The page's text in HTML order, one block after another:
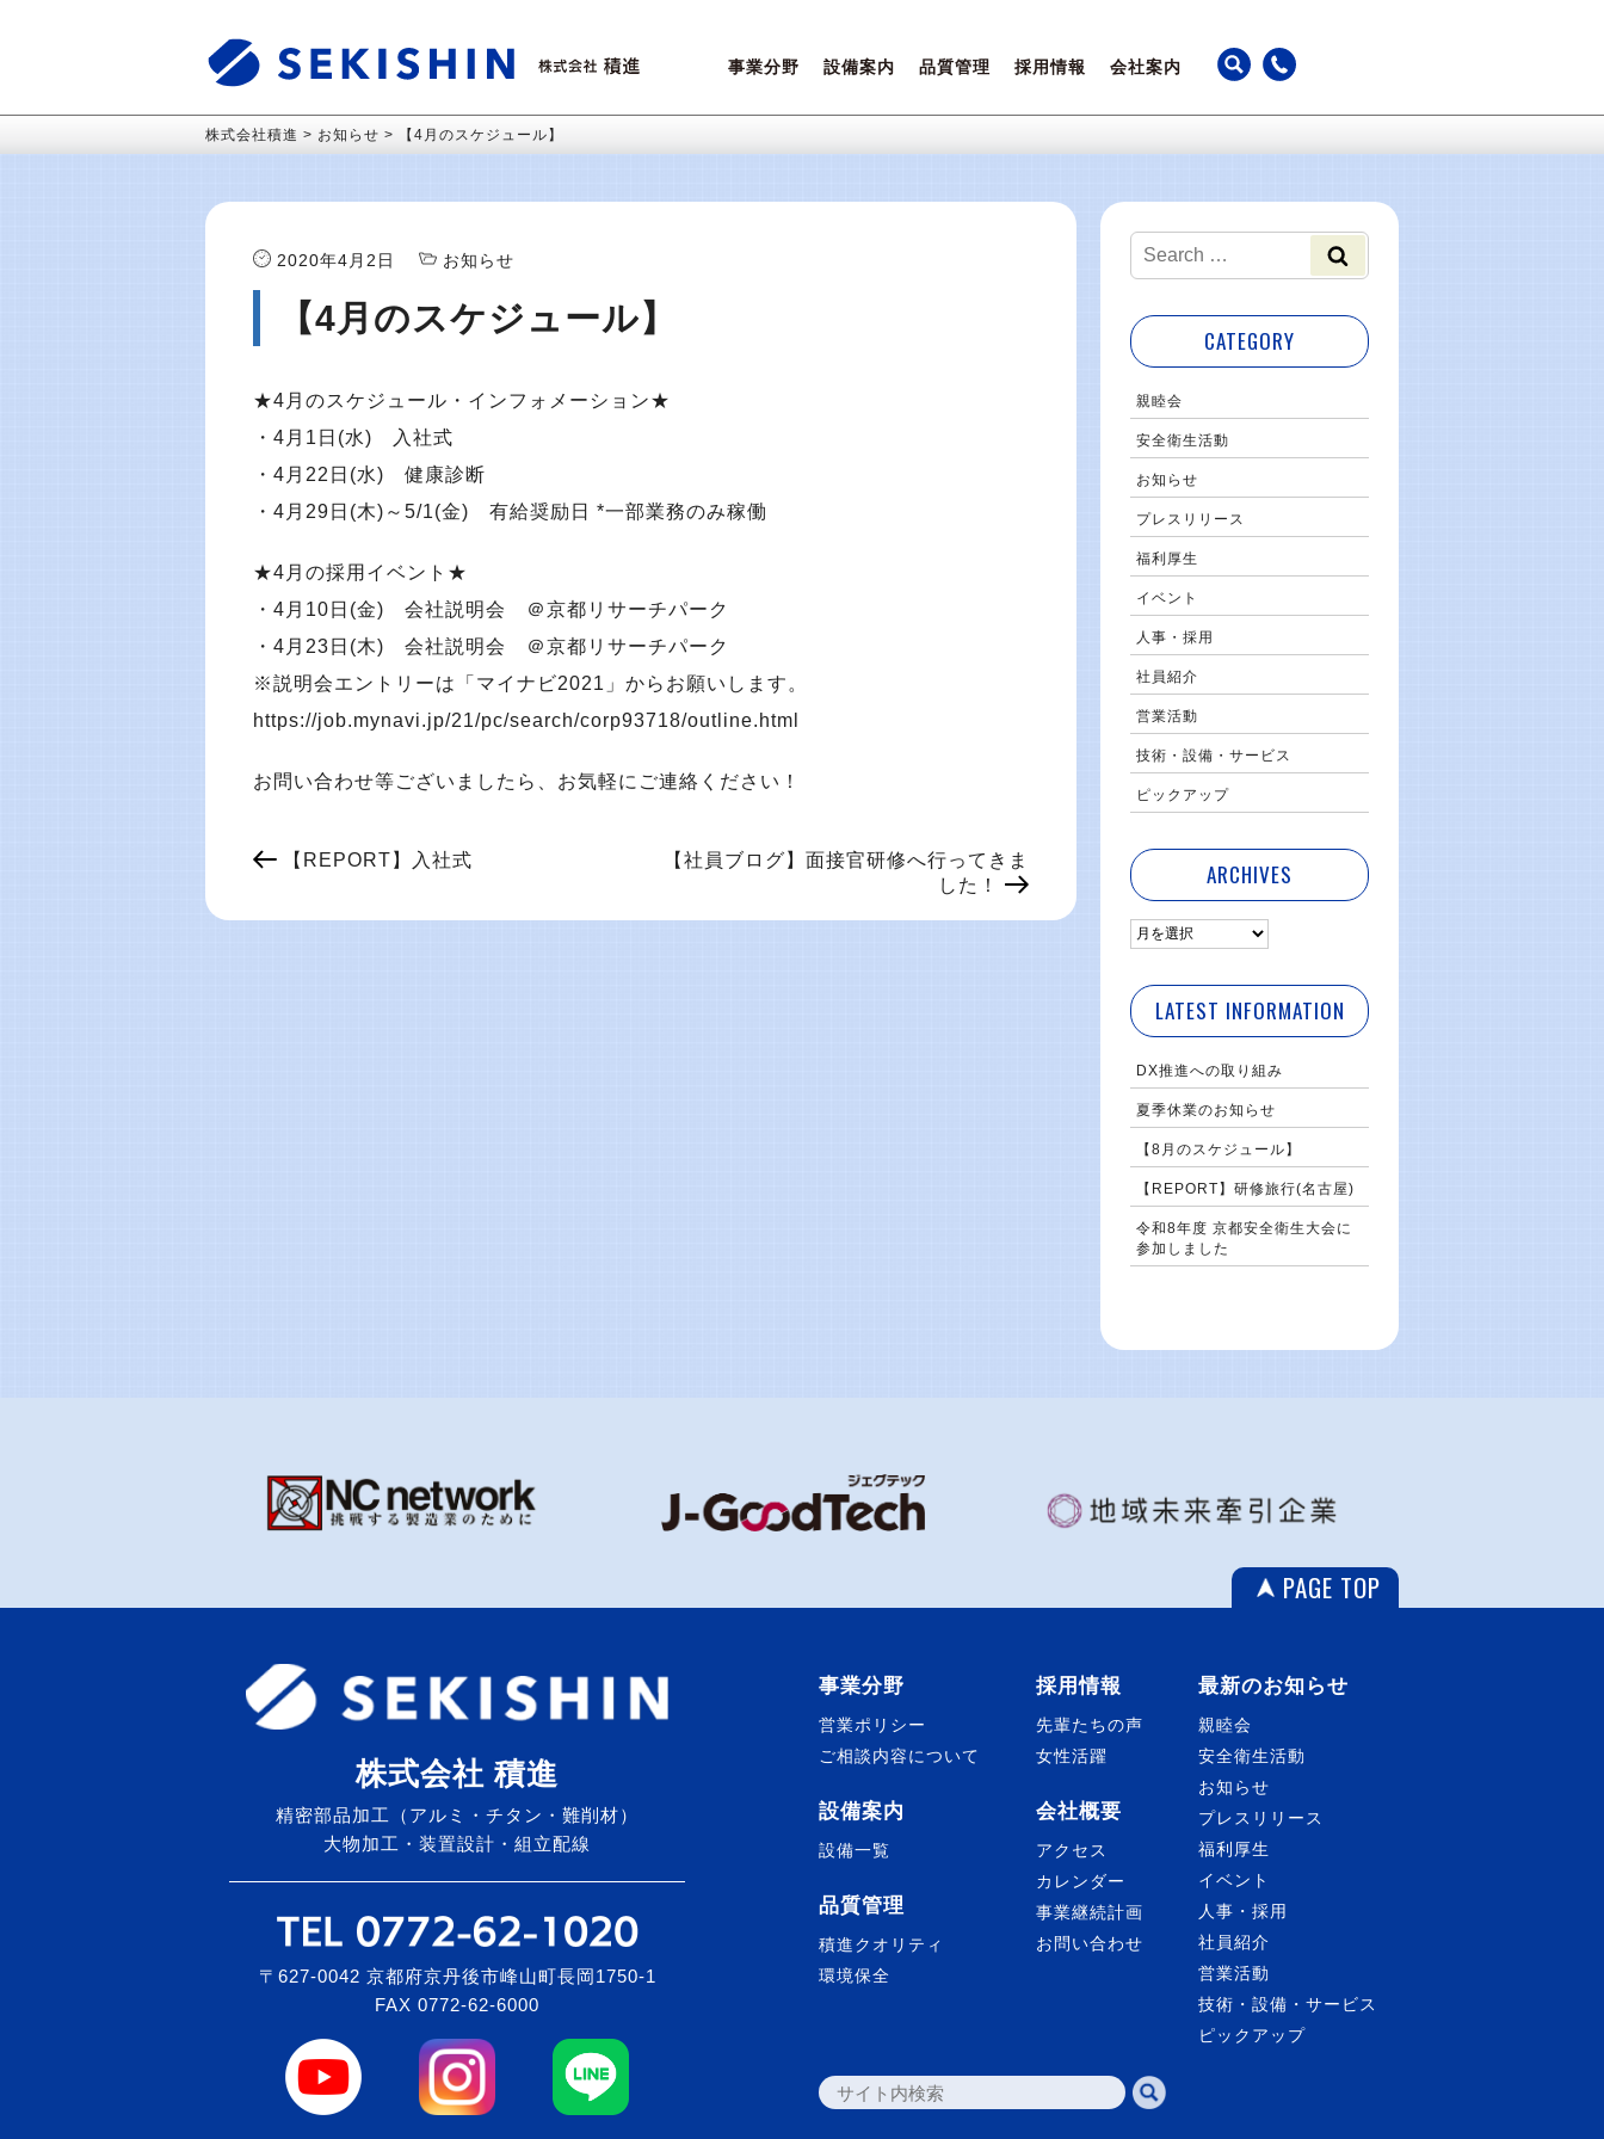
事業分野
営業ポリシー
ご相談内容について
設備案内
設備一覧
品質管理
積進クオリティ
環境保全
採用情報
先輩たちの声
女性活躍
会社案内
アクセス
カレンダー
株式会社積進 > お知らせ > 【4月のスケジュール】
2020年4月2日 お知らせ
【4月のスケジュール】
★4月のスケジュール・インフォメーション★
・4月1日(水) 入社式
・4月22日(水) 健康診断
・4月29日(木)～5/1(金) 有給奨励日 *一部業務のみ稼働
★4月の採用イベント★
・4月10日(金) 会社説明会 ＠京都リサーチパーク
・4月23日(木) 会社説明会 ＠京都リサーチパーク
※説明会エントリーは「マイナビ2021」からお願いします。
https://job.mynavi.jp/21/pc/search/corp93718/outline.html
お問い合わせ等ございましたら、お気軽にご連絡ください！
【REPORT】入社式
【社員ブログ】面接官研修へ行ってきま
した！
CATEGORY
親睦会
安全衛生活動
お知らせ
プレスリリース
福利厚生
イベント
人事・採用
社員紹介
営業活動
技術・設備・サービス
ピックアップ
ARCHIVES
LATEST INFORMATION
DX推進への取り組み
夏季休業のお知らせ
【8月のスケジュール】
【REPORT】研修旅行(名古屋)
令和8年度 京都安全衛生大会に
参加しました
PAGE TOP
株式会社 積進
精密部品加工（アルミ・チタン・難削材）
大物加工・装置設計・組立配線
〒627-0042 京都府京丹後市峰山町長岡1750-1
FAX 0772-62-6000
事業分野
営業ポリシー
ご相談内容について
設備案内
設備一覧
品質管理
積進クオリティ
環境保全
採用情報
先輩たちの声
女性活躍
会社概要
アクセス
カレンダー
事業継続計画
お問い合わせ
最新のお知らせ
親睦会
安全衛生活動
お知らせ
プレスリリース
福利厚生
イベント
人事・採用
社員紹介
営業活動
技術・設備・サービス
ピックアップ